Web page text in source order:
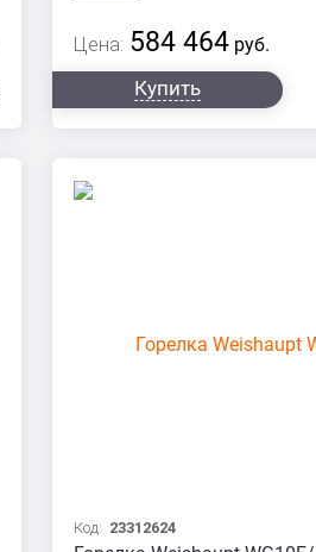
Цена: 584 464 руб.
Купить
Код: 23312624